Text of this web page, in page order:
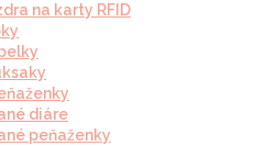
na karty RFID
diáre
peňaženky